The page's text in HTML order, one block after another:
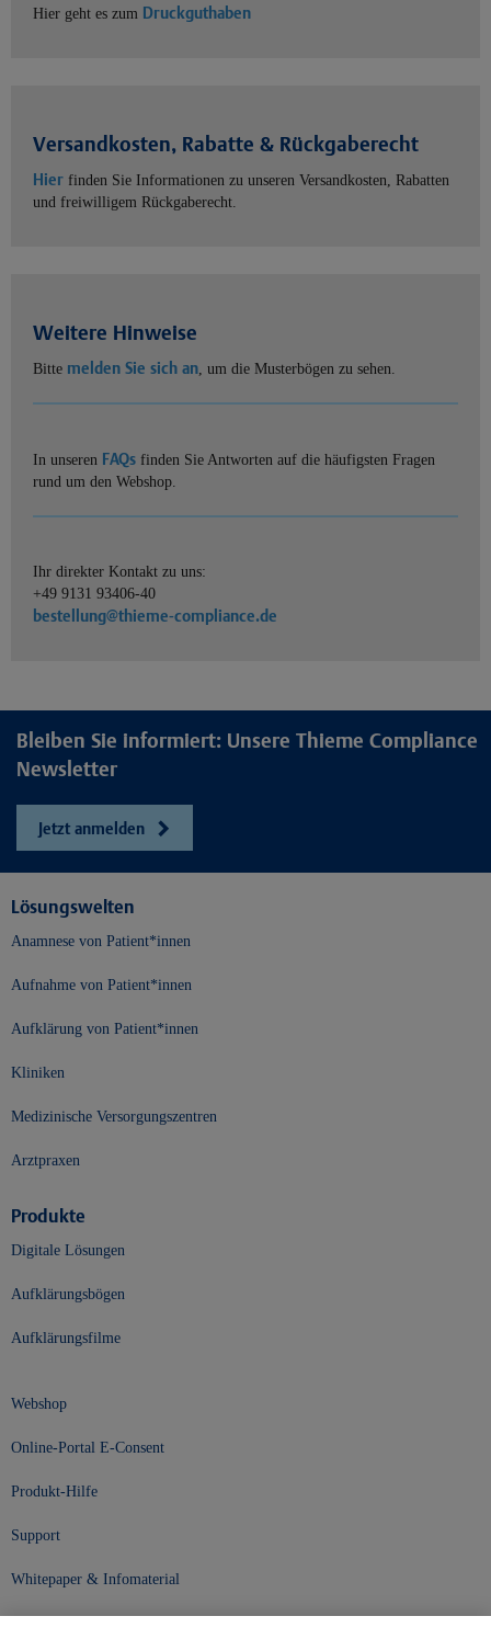
Hier geht es zum Druckguthaben
Versandkosten, Rabatte & Rückgaberecht
Hier finden Sie Informationen zu unseren Versandkosten, Rabatten
und freiwilligem Rückgaberecht.
Weitere Hinweise
Bitte melden Sie sich an, um die Musterbögen zu sehen.
In unseren FAQs finden Sie Antworten auf die häufigsten Fragen
rund um den Webshop.
Ihr direkter Kontakt zu uns:
+49 9131 93406-40
bestellung@thieme-compliance.de
Bleiben Sie informiert: Unsere Thieme Compliance
Newsletter
Jetzt anmelden
Lösungswelten
Anamnese von Patient*innen
Aufnahme von Patient*innen
Aufklärung von Patient*innen
Kliniken
Medizinische Versorgungszentren
Arztpraxen
Produkte
Digitale Lösungen
Aufklärungsbögen
Aufklärungsfilme
Webshop
Online-Portal E-Consent
Produkt-Hilfe
Support
Whitepaper & Infomaterial